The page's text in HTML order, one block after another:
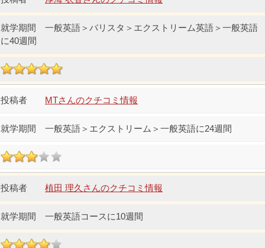
一般英語＞バリスタ＞エクストリーム英語＞一般英語
に40週間
MTさんのクチコミ情報
一般英語＞エクストリーム＞一般英語に24週間
植田 理久さんのクチコミ情報
一般英語コースに10週間